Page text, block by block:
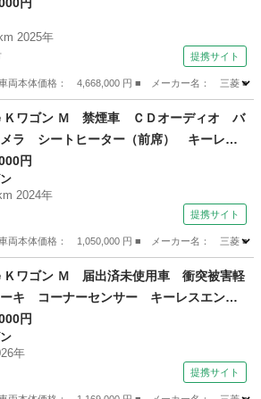
ハーフレザーシート シートヒータ
ーシート ドラレコ コーナーセンサー
2025年
提携サイト
両本体価格： 4,668,000 円 ■ メーカー名： 三菱 ■
カＫワゴン Ｍ 禁煙車 ＣＤオーディオ バ
メラ シートヒーター（前席） キーレ
被害軽減装置 アイドリングストップ
センサー 車線逸脱警報 オートハイビ
み間違い防止アシスト （検9.12）
円
2024年
提携サイト
両本体価格： 1,050,000 円 ■ メーカー名： 三菱
ンＫワゴン Ｍ 届出済未使用車 衝突被害軽
キ コーナーセンサー キーレスエント
イドリングストップ バックカメラ ベ
ト 電動格納ドアミラー マニュアルエ
シートヒーター パワーウインドウ （検
円
年
提携サイト